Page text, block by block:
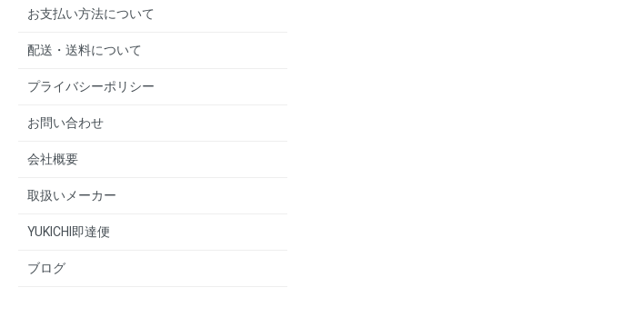
お支払い方法について
配送・送料について
プライバシーポリシー
お問い合わせ
会社概要
取扱いメーカー
YUKICHI即達便
ブログ